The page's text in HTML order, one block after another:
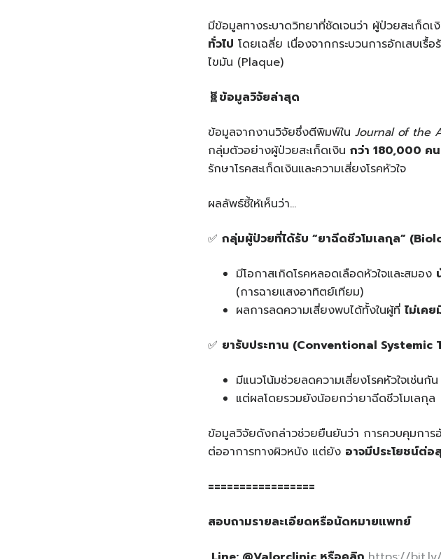
มีข้อมูลทางระบาดวิทยาที่ชัดเจนว่า ผู้ป่วยสะเก็ดเ
ทั่วไป โดยเฉลี่ย เนื่องจากกระบวนการอักเสบเรื้
ไขมัน (Plaque)
🧬ข้อมูลวิจัยล่าสุด
ข้อมูลจากงานวิจัยซึ่งตีพิมพ์ใน Journal of the
กลุ่มตัวอย่างผู้ป่วยสะเก็ดเงิน กว่า 180,000 คน
รักษาโรคสะเก็ดเงินและความเสี่ยงโรคหัวใจ
ผลลัพธ์ชี้ให้เห็นว่า…
✅ กลุ่มผู้ป่วยที่ได้รับ “ยาฉีดชีวโมเลกุล” (
มีโอกาสเกิดโรคหลอดเลือดหัวใจและสมอง
(การฉายแสงอาทิตย์เทียม)
ผลการลดความเสี่ยงพบได้ทั้งในผู้ที่ ไม่เคย
✅ ยารับประทาน (Conventional Systemic
มีแนวโน้มช่วยลดความเสี่ยงโรคหัวใจเช่นกั
แต่ผลโดยรวมยังน้อยกว่ายาฉีดชีวโมเลกุล
ข้อมูลวิจัยดังกล่าวช่วยยืนยันว่า การควบคุมการ
ต่ออาการทางผิวหนัง แต่ยัง อาจมีประโยชน์ต่อ
=================
สอบถามรายละเอียดหรือนัดหมายแพทย์